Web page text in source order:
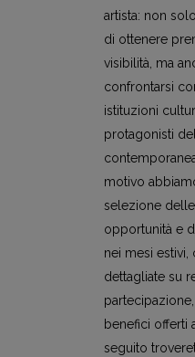
artista: non
di ottenere
visibilità, ma
confrontarsi
istituzioni
protagonisti
motivo
selezione
opportunità e
nei mesi
dettagliate su
benefici offerti
seguito